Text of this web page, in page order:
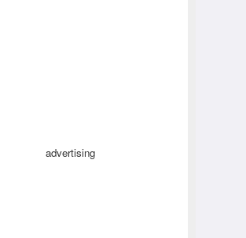
advertising